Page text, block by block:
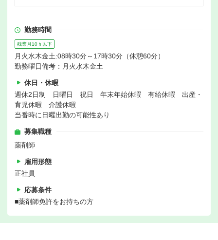
勤務時間
残業月10ｈ以下
月火水木金土:08時30分～17時30分（休憩60分）
勤務曜日備考：月火水木金土
休日・休暇
週休2日制 日曜日 祝日 年末年始休暇 有給休暇 出産・
育児休暇 介護休暇
当番時に日曜出勤の可能性あり
募集職種
薬剤師
雇用形態
正社員
応募条件
■薬剤師免許をお持ちの方